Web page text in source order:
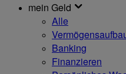
mein Geld
Alle
Banking
Finanzieren